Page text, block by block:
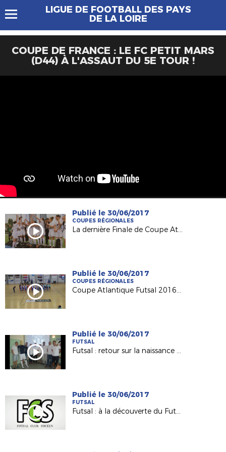
LIGUE DE FOOTBALL DES PAYS
DE LA LOIRE
COUPE DE FRANCE : LE FC PETIT MARS
(D44) À L'ASSAUT DU 5E TOUR !
Publié le 30/06/2017
COUPES RÉGIONALES
La dernière Finale de Coupe Atlantique Féminine Crédit-Mutuel !
Publié le 30/06/2017
COUPES RÉGIONALES
Coupe Atlantique Futsal 2016-2017 : revivez la finale remportée par Saint Herblain Pépite FC
Publié le 30/06/2017
FUTSAL
Futsal : retour sur la naissance du Nantes Métropole Futsal (D1)
Publié le 30/06/2017
FUTSAL
Futsal : à la découverte du Futsal Club Sucéen (Sucé sur Erdre)